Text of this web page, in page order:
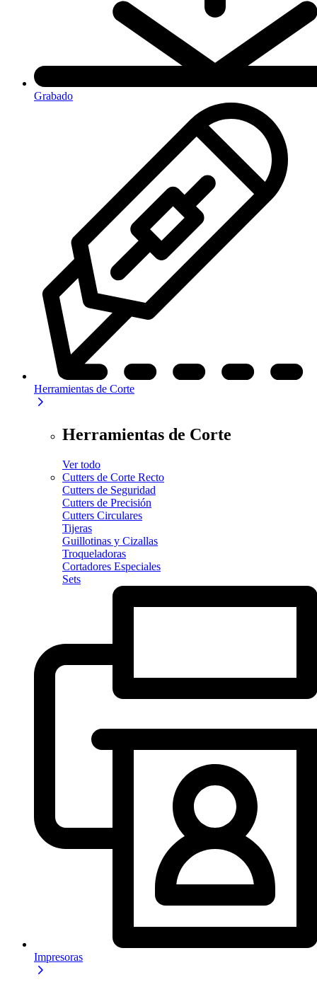
Grabado
Herramientas de Corte
Herramientas de Corte
Ver todo
Cutters de Corte Recto
Cutters de Seguridad
Cutters de Precisión
Cutters Circulares
Tijeras
Guillotinas y Cizallas
Troqueladoras
Cortadores Especiales
Sets
Impresoras